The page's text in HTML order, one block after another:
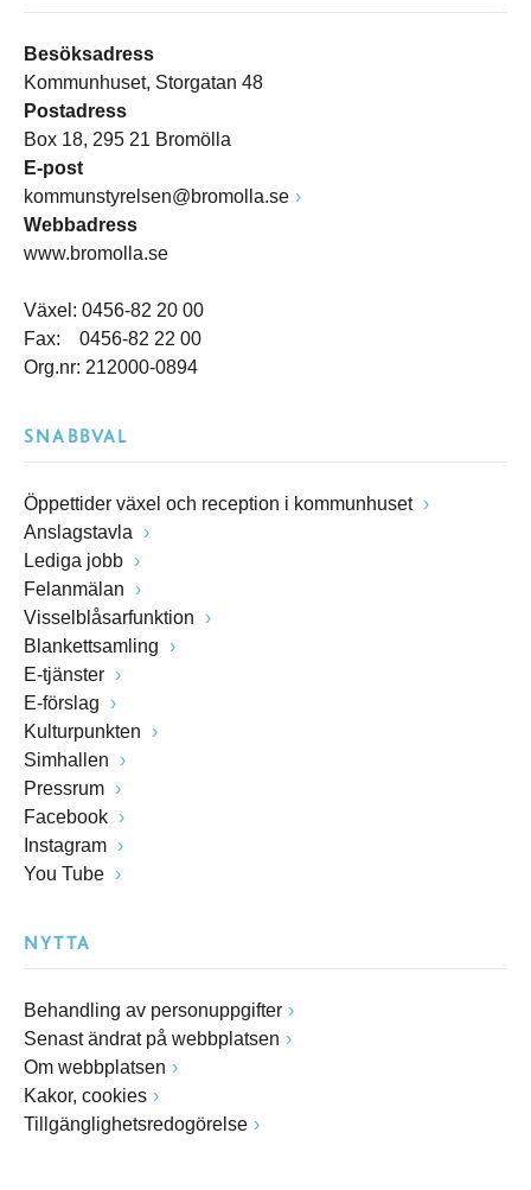
Besöksadress
Kommunhuset, Storgatan 48
Postadress
Box 18, 295 21 Bromölla
E-post
kommunstyrelsen@bromolla.se
Webbadress
www.bromolla.se
Växel: 0456-82 20 00
Fax: 0456-82 22 00
Org.nr: 212000-0894
SNABBVAL
Öppettider växel och reception i kommunhuset
Anslagstavla
Lediga jobb
Felanmälan
Visselblåsarfunktion
Blankettsamling
E-tjänster
E-förslag
Kulturpunkten
Simhallen
Pressrum
Facebook
Instagram
You Tube
NYTTA
Behandling av personuppgifter
Senast ändrat på webbplatsen
Om webbplatsen
Kakor, cookies
Tillgänglighetsredogörelse